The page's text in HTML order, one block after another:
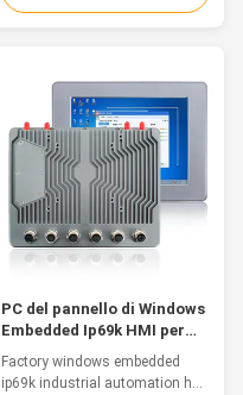
environments The display is
environments. The design of
the touch area and button field
is ...
PC del pannello di Windows
Embedded Ip69k HMI per
l'automobile impermeabile
Factory windows embedded
ip69k industrial automation hmi